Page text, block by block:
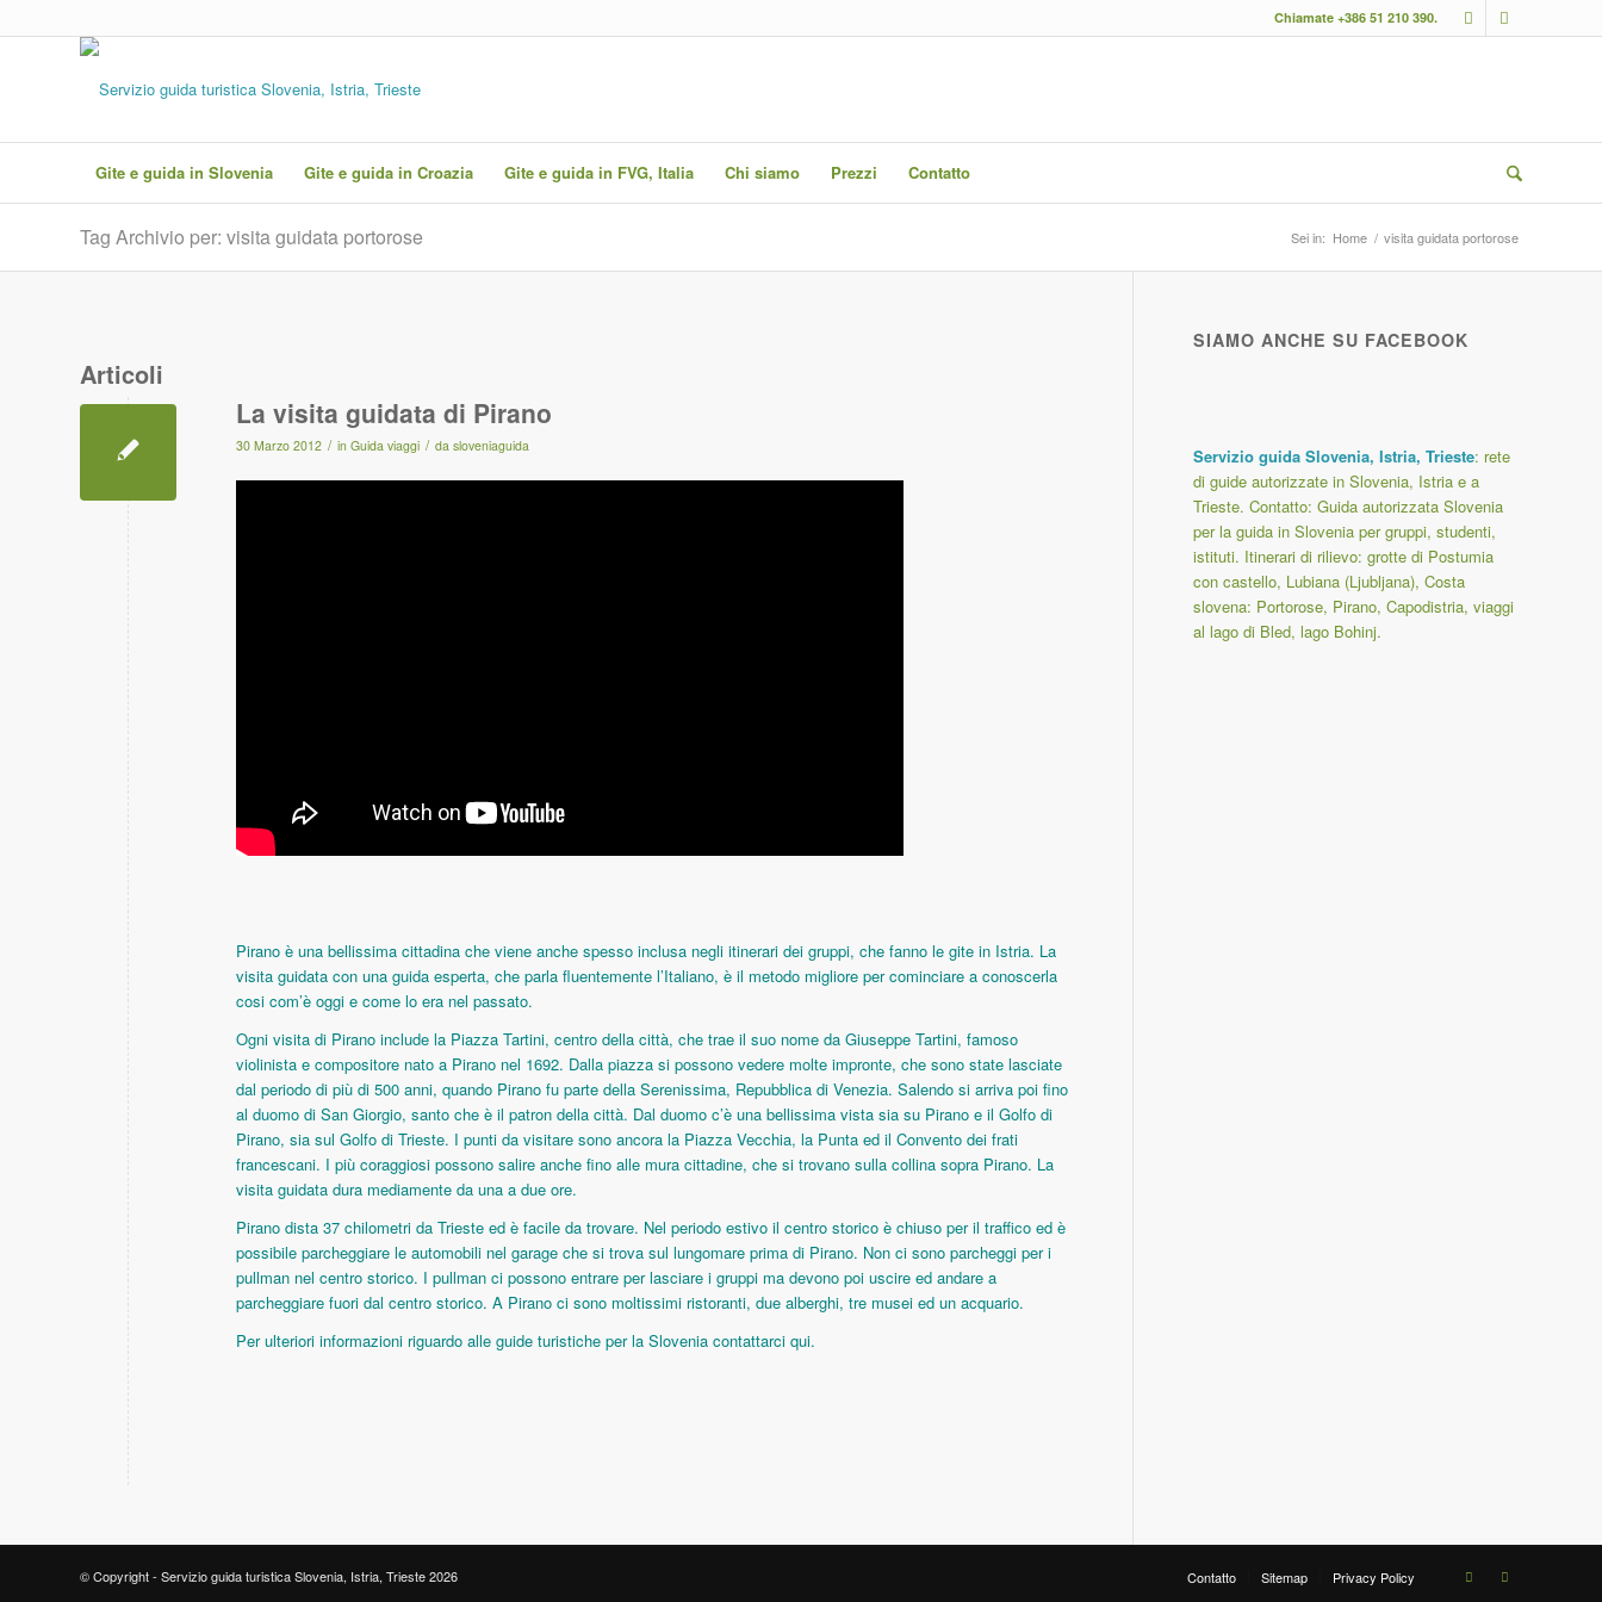
Chiamate +386 51 210 390.
Gite e guida in Slovenia Gite e guida in Croazia Gite e guida in FVG, Italia Chi siamo Prezzi Contatto
Tag Archivio per: visita guidata portorose Sei in: Home / visita guidata portorose
Articoli
La visita guidata di Pirano
30 Marzo 2012 / in Guida viaggi / da sloveniaguida
Pirano è una bellissima cittadina che viene anche spesso inclusa negli itinerari dei gruppi, che fanno le gite in Istria. La
visita guidata con una guida esperta, che parla fluentemente l’Italiano, è il metodo migliore per cominciare a conoscerla
cosi com’è oggi e come lo era nel passato.
Ogni visita di Pirano include la Piazza Tartini, centro della città, che trae il suo nome da Giuseppe Tartini, famoso
violinista e compositore nato a Pirano nel 1692. Dalla piazza si possono vedere molte impronte, che sono state lasciate
dal periodo di più di 500 anni, quando Pirano fu parte della Serenissima, Repubblica di Venezia. Salendo si arriva poi fino
al duomo di San Giorgio, santo che è il patron della città. Dal duomo c’è una bellissima vista sia su Pirano e il Golfo di
Pirano, sia sul Golfo di Trieste. I punti da visitare sono ancora la Piazza Vecchia, la Punta ed il Convento dei frati
francescani. I più coraggiosi possono salire anche fino alle mura cittadine, che si trovano sulla collina sopra Pirano. La
visita guidata dura mediamente da una a due ore.
Pirano dista 37 chilometri da Trieste ed è facile da trovare. Nel periodo estivo il centro storico è chiuso per il traffico ed è
possibile parcheggiare le automobili nel garage che si trova sul lungomare prima di Pirano. Non ci sono parcheggi per i
pullman nel centro storico. I pullman ci possono entrare per lasciare i gruppi ma devono poi uscire ed andare a
parcheggiare fuori dal centro storico. A Pirano ci sono moltissimi ristoranti, due alberghi, tre musei ed un acquario.
Per ulteriori informazioni riguardo alle guide turistiche per la Slovenia contattarci qui.
SIAMO ANCHE SU FACEBOOK
Servizio guida Slovenia, Istria, Trieste: rete
di guide autorizzate in Slovenia, Istria e a
Trieste. Contatto:Guida autorizzata Slovenia
per la guida in Slovenia per gruppi, studenti,
istituti. Itinerari di rilievo: grotte di Postumia
con castello, Lubiana (Ljubljana), Costa
slovena: Portorose, Pirano, Capodistria, viaggi
al lago di Bled, lago Bohinj.
© Copyright - Servizio guida turistica Slovenia, Istria, Trieste 2026 Contatto Sitemap Privacy Policy